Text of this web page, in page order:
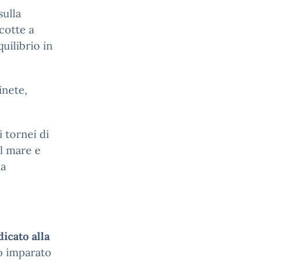
a
in
tornei di
mare e
alla
imparato